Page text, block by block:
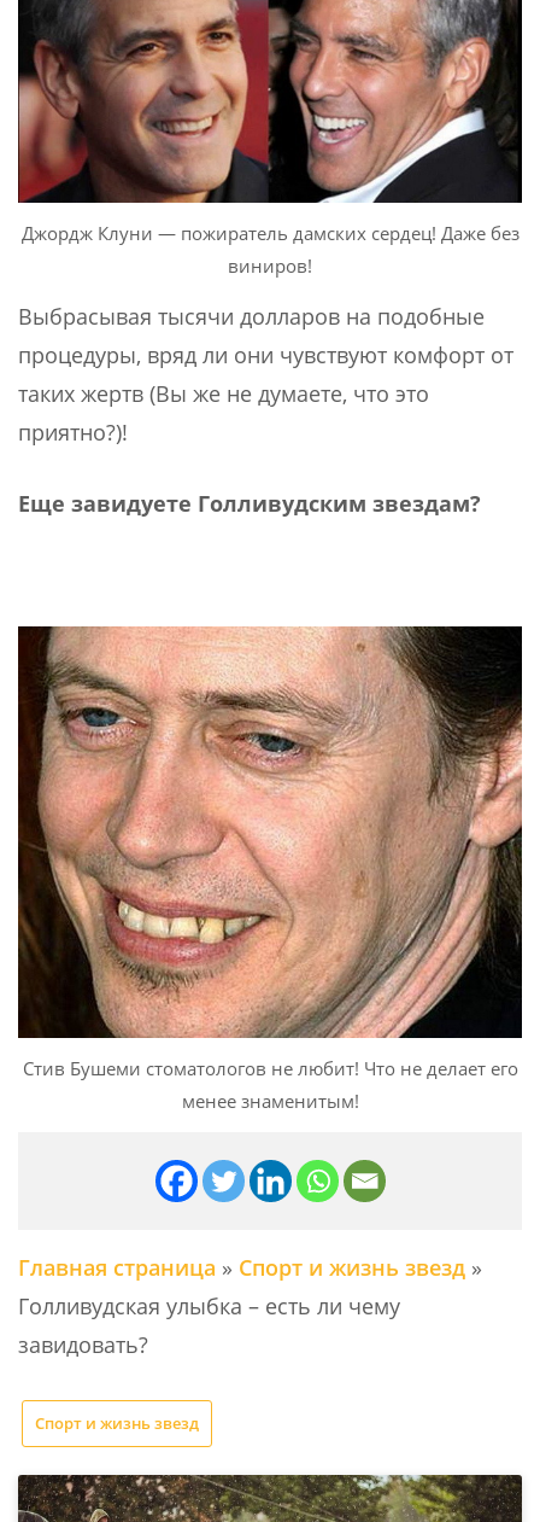
Джордж Клуни — пожиратель дамских сердец! Даже без
виниров!
Выбрасывая тысячи долларов на подобные
процедуры, вряд ли они чувствуют комфорт от
таких жертв (Вы же не думаете, что это
приятно?)!
Еще завидуете Голливудским звездам?
Cтив Бушеми стоматологов не любит! Что не делает его
менее знаменитым!
Главная страница » Спорт и жизнь звезд »
Голливудская улыбка – есть ли чему
завидовать?
Спорт и жизнь звезд